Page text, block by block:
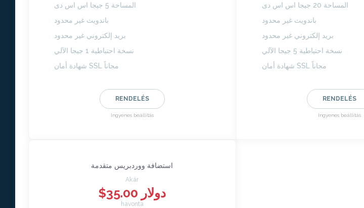
المساحة 5 جيجا اس اس دى
باندويث غير محدود
بريد إلكتروني غير محدود
نسخة احتياطية 1 جيجا الآلي
شهادة أمان SSL مجاناً
RENDELÉS
Ingyenes beállítás
المساحة 20 جيجا اس اس دى
باندويث غير محدود
بريد إلكتروني غير محدود
نسخة احتياطية 5 جيجا الآلي
شهادة أمان SSL مجاناً
RENDELÉS
Ingyenes beállítás
استضافة ووردبريس متقدمة
Akár
$35.00 دولار
havonta